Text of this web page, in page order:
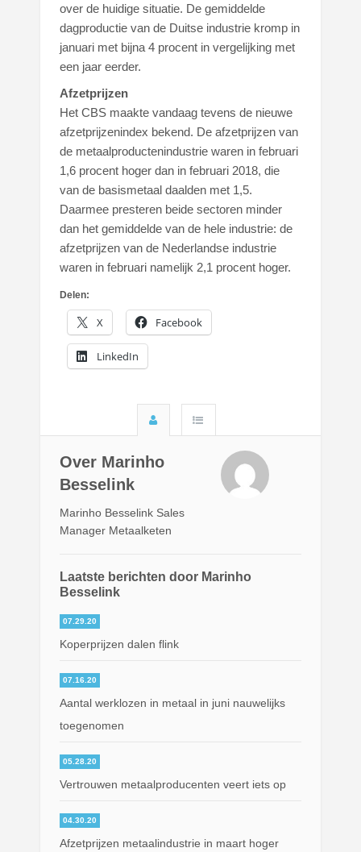
over de huidige situatie. De gemiddelde
dagproductie van de Duitse industrie kromp in
januari met bijna 4 procent in vergelijking met
een jaar eerder.
Afzetprijzen
Het CBS maakte vandaag tevens de nieuwe
afzetprijzenindex bekend. De afzetprijzen van
de metaalproductenindustrie waren in februari
1,6 procent hoger dan in februari 2018, die
van de basismetaal daalden met 1,5.
Daarmee presteren beide sectoren minder
dan het gemiddelde van de hele industrie: de
afzetprijzen van de Nederlandse industrie
waren in februari namelijk 2,1 procent hoger.
Delen:
X Facebook
LinkedIn
Over Marinho
Besselink
Marinho Besselink Sales
Manager Metaalketen
Laatste berichten door Marinho
Besselink
07.29.20
Koperprijzen dalen flink
07.16.20
Aantal werklozen in metaal in juni nauwelijks
toegenomen
05.28.20
Vertrouwen metaalproducenten veert iets op
04.30.20
Afzetprijzen metaalindustrie in maart hoger